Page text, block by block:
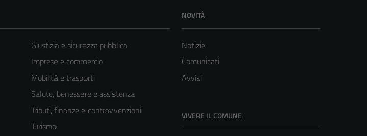
Giustizia e sicurezza pubblica
Imprese e commercio
Mobilità e trasporti
Salute, benessere e assistenza
Tributi, finanze e contravvenzioni
Turismo
NOVITÀ
Notizie
Comunicati
Avvisi
VIVERE IL COMUNE